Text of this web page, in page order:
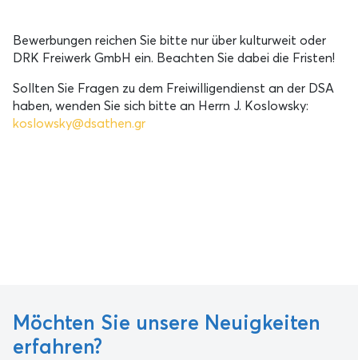
Bewerbungen reichen Sie bitte nur über kulturweit oder
DRK Freiwerk GmbH ein. Beachten Sie dabei die Fristen!
Sollten Sie Fragen zu dem Freiwilligendienst an der DSA
haben, wenden Sie sich bitte an Herrn J. Koslowsky:
koslowsky@dsathen.gr
Möchten Sie unsere Neuigkeiten
erfahren?